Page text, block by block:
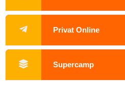
Privat Online
Supercamp